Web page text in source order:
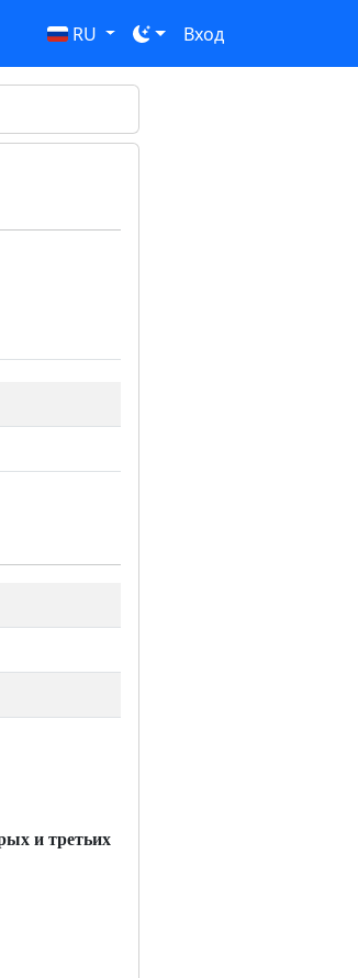
RU Вход
и третьих